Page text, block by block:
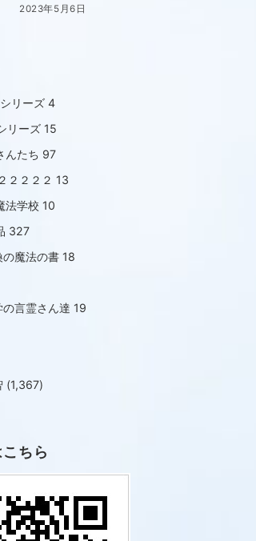
2023年5月6日
リーズ 4
リーズ 15
んたち 97
２２２２ 13
法学校 10
327
の魔法の書 18
言霊さん達 19
(1,367)
ちら